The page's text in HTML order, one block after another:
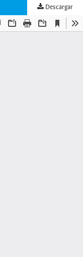
Descargar